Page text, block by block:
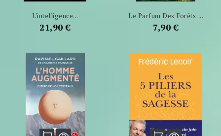
L'intelligence...
Prix
21,90 €
Le Parfum Des Forêts:...
Prix
7,90 €